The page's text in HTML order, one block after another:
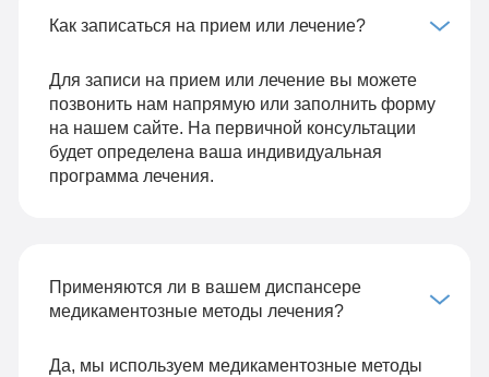
Как записаться на прием или лечение?
Для записи на прием или лечение вы можете
позвонить нам напрямую или заполнить форму
на нашем сайте. На первичной консультации
будет определена ваша индивидуальная
программа лечения.
Применяются ли в вашем диспансере
медикаментозные методы лечения?
Да, мы используем медикаментозные методы